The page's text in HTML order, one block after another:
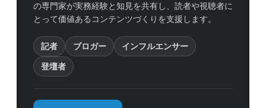
の専門家が実務経験と知見を共有し、読者や視聴者に
とって価値あるコンテンツづくりを支援します。
記者 ブロガー
インフルエンサー
登壇者